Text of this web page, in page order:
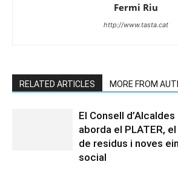
Fermi Riu
http://www.tasta.cat
RELATED ARTICLES MORE FROM
El Consell
aborda el PLATER,
de residus i noves
social